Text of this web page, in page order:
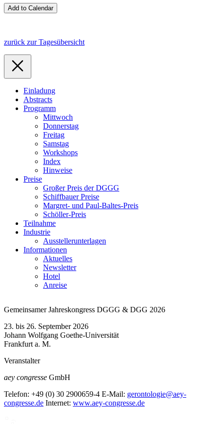
zurück zur Tagesübersicht
Einladung
Abstracts
Programm
Mittwoch
Donnerstag
Freitag
Samstag
Workshops
Index
Hinweise
Preise
Großer Preis der DGGG
Schiffbauer Preise
Margret- und Paul-Baltes-Preis
Schöller-Preis
Teilnahme
Industrie
Ausstellerunterlagen
Informationen
Aktuelles
Newsletter
Hotel
Anreise
Gemeinsamer Jahreskongress DGGG & DGG 2026
23. bis 26. September 2026
Johann Wolfgang Goethe-Universität
Frankfurt a. M.
Veranstalter
aey congresse GmbH
Telefon: +49 (0) 30 2900659-4 E-Mail: gerontologie@aey-
congresse.de Internet: www.aey-congresse.de